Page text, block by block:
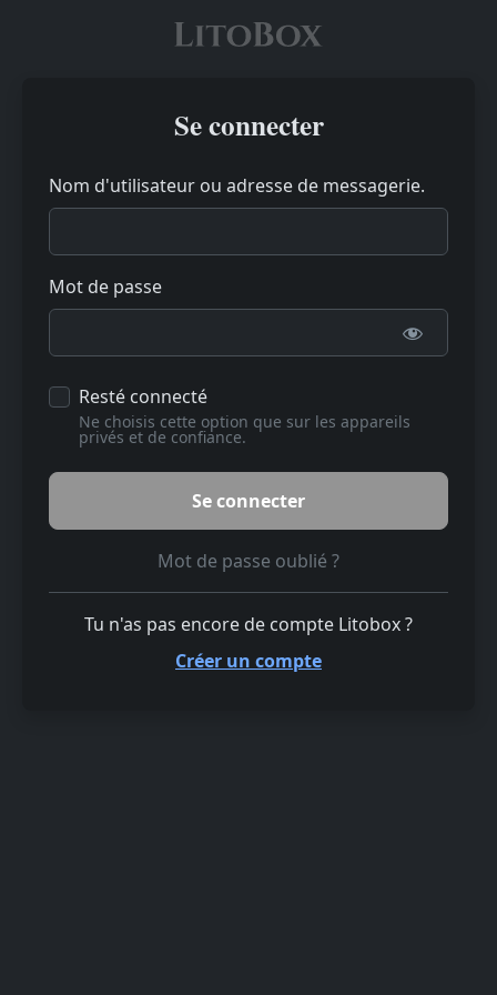
Se connecter
Nom d'utilisateur ou adresse de messagerie.
Mot de passe
Resté connecté
Ne choisis cette option que sur les appareils
privés et de confiance.
Mot de passe oublié ?
Tu n'as pas encore de compte Litobox ?
Créer un compte